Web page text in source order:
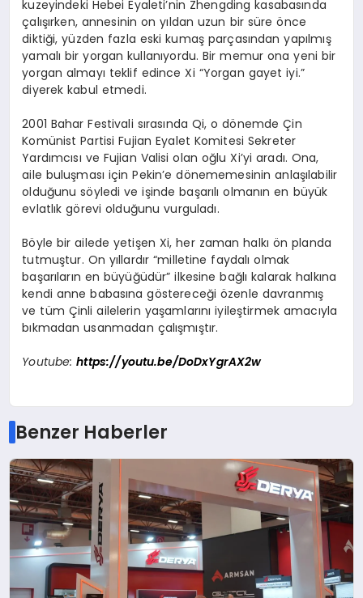
kuzeyindeki Hebei Eyaleti’nin Zhengding kasabasında
çalışırken, annesinin on yıldan uzun bir süre önce
diktiği, yüzden fazla eski kumaş parçasından yapılmış
yamalı bir yorgan kullanıyordu. Bir memur ona yeni bir
yorgan almayı teklif edince Xi “Yorgan gayet iyi.”
diyerek kabul etmedi.
2001 Bahar Festivali sırasında Qi, o dönemde Çin
Komünist Partisi Fujian Eyalet Komitesi Sekreter
Yardımcısı ve Fujian Valisi olan oğlu Xi’yi aradı. Ona,
aile buluşması için Pekin’e dönememesinin anlaşılabilir
olduğunu söyledi ve işinde başarılı olmanın en büyük
evlatlık görevi olduğunu vurguladı.
Böyle bir ailede yetişen Xi, her zaman halkı ön planda
tutmuştur. On yıllardır “milletine faydalı olmak
başarıların en büyüğüdür” ilkesine bağlı kalarak halkına
kendi anne babasına göstereceği özenle davranmış
ve tüm Çinli ailelerin yaşamlarını iyileştirmek amacıyla
bıkmadan usanmadan çalışmıştır.
Youtube:https://youtu.be/DoDxYgrAX2w
Benzer Haberler